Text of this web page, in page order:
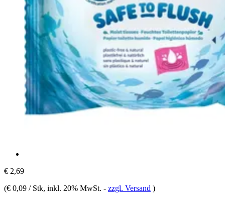
€ 2,69
(€ 0,09 / Stk, inkl. 20% MwSt. - zzgl. Versand )